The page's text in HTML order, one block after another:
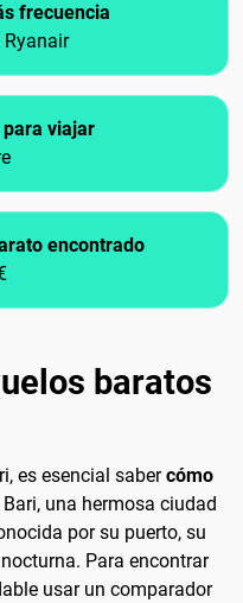
frecuencia
Ryanair
para viajar
encontrado
baratos
es esencial sabercómo
Bari, una hermosa ciudad
por su puerto, su
Para encontrar
usar un comparador